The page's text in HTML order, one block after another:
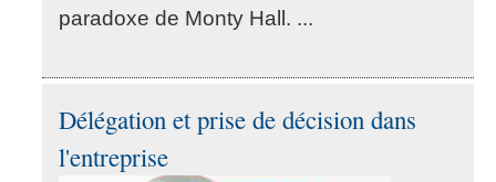
paradoxe de Monty Hall. ...
Délégation et prise de décision dans
l'entreprise